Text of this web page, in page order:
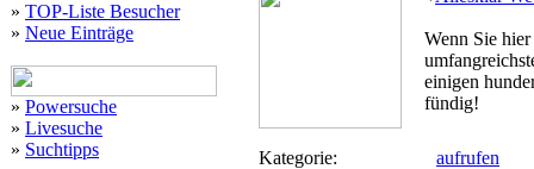
» TOP-Liste Besucher
» Neue Einträge
» Powersuche
» Livesuche
» Suchtipps
Wenn Sie
einigen
fündig!
Kategorie:
aufrufen